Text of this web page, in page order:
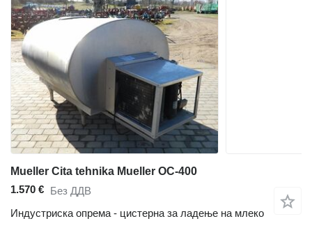
Mueller Cita tehnika Mueller OC-400
1.570 € Без ДДВ
Индустриска опрема - цистерна за ладење на млеко